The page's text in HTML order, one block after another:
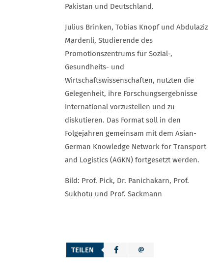
Pakistan und Deutschland.
Julius Brinken, Tobias Knopf und Abdulaziz
Mardenli, Studierende des
Promotionszentrums für Sozial-,
Gesundheits- und
Wirtschaftswissenschaften, nutzten die
Gelegenheit, ihre Forschungsergebnisse
international vorzustellen und zu
diskutieren. Das Format soll in den
Folgejahren gemeinsam mit dem Asian-
German Knowledge Network for Transport
and Logistics (AGKN) fortgesetzt werden.
Bild: Prof. Pick, Dr. Panichakarn, Prof.
Sukhotu und Prof. Sackmann
TEILEN